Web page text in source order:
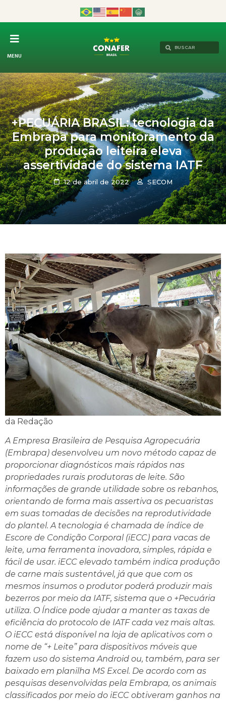
MENU
+PECUÁRIA BRASIL: tecnologia da
Embrapa para monitoramento da
produção leiteira eleva
assertividade do sistema IATF
12 de abril de 2022 SECOM
da Redação
A Empresa Brasileira de Pesquisa Agropecuária
(Embrapa) desenvolveu um novo método capaz de
proporcionar diagnósticos mais rápidos nas
propriedades rurais produtoras de leite. São
informações de grande utilidade sobre os rebanhos,
orientando de forma mais assertiva os pecuaristas
em suas tomadas de decisões na reprodutividade
do plantel. A tecnologia é chamada de índice de
Escore de Condição Corporal (iECC) para vacas de
leite, uma ferramenta inovadora, simples, rápida e
fácil de usar. iECC elevado também indica produção
de carne mais sustentável, já que que com os
mesmos insumos o produtor poderá produzir mais
bezerros por meio da IATF, sistema que o +Pecuária
utiliza. O Índice pode ajudar a manter as taxas de
eficiência do protocolo de IATF cada vez mais altas.
O iECC está disponível na loja de aplicativos com o
nome de “+ Leite” para dispositivos móveis que
fazem uso do sistema Android ou, também, para ser
baixado em planilha MS Excel. De acordo com as
pesquisas desenvolvidas pela Embrapa, os animais
classificados por meio do iECC obtiveram ganhos na